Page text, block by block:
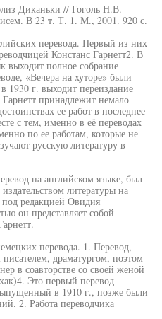
Диканьки // Гоголь Н.В.
В 23 т. Т. 1. М., 2001. 920 с.
перевода. Первый из них
Констанс Гарнетт2. В
выходит полное собрание
«Вечера на хуторе» были
1930 г. выходит переиздание
принадлежит немало
ее работ в последнее
с тем, именно в её переводах
по ее работам, которые не
русскую литературу в
на английском языке, был
литературы на
редакцией Овидия
он представляет собой
перевода. 1. Перевод,
драматургом, поэтом
в соавторстве со своей женой
Это первый перевод
в 1910 г., позже были
2. Работа переводчика